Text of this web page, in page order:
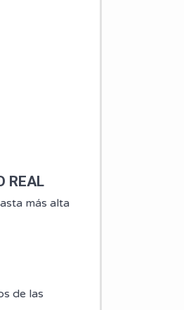
REAL
más alta
de las